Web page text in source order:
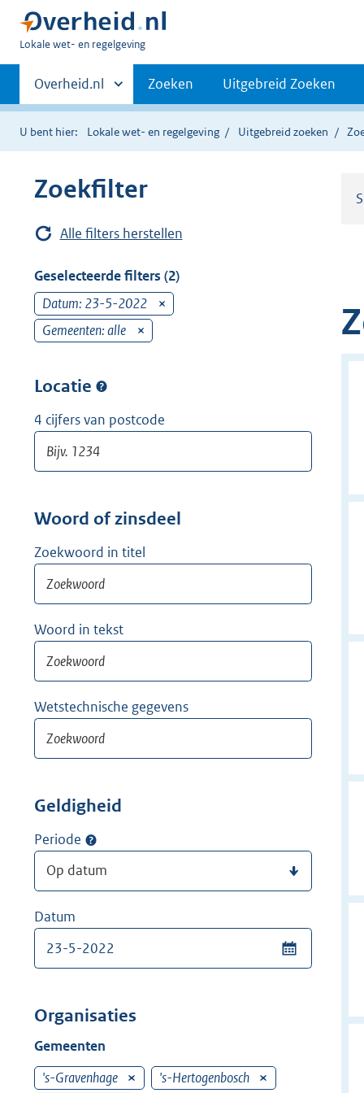
U
hier:
Lokale wet- en regelgeving
Primaire
navigatie
Andere
sites
binnen
Overheid.nl Zoeken Uitgebreid Zoeken
U bent hier: Lokale wet- en regelgeving Uitgebreid zoeken
Zoekfilter
Alle filters herstellen
Geselecteerde filters (2)
Datum: 23-5-2022
e
r
j
d
Gemeenten: alle
i
Locatie
4 cijfers van postcode
Woord of zinsdeel
Zoekwoord in titel
Woord in tekst
Wetstechnische gegevens
Geldigheid
Periode
Datum
Organisaties
Gemeenten
's-Gravenhage
's-Hertogenbosch